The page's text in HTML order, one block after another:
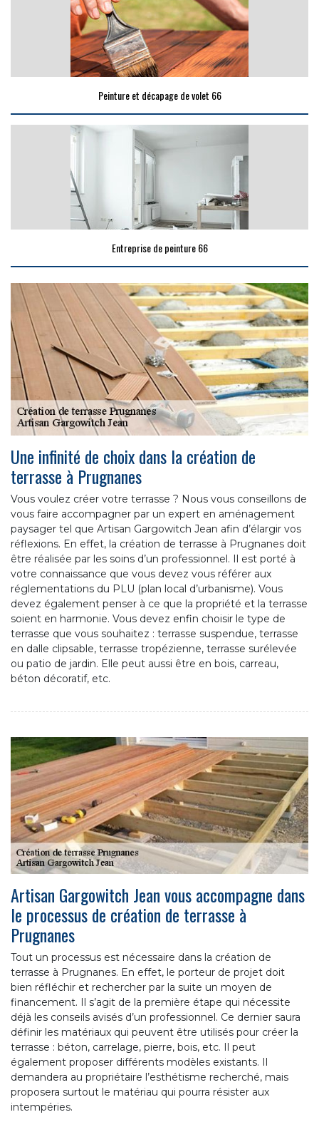
Peinture et décapage de volet 66
Entreprise de peinture 66
Une infinité de choix dans la création de
terrasse à Prugnanes
Vous voulez créer votre terrasse ? Nous vous conseillons de
vous faire accompagner par un expert en aménagement
paysager tel que Artisan Gargowitch Jean afin d’élargir vos
réflexions. En effet, la création de terrasse à Prugnanes doit
être réalisée par les soins d’un professionnel. Il est porté à
votre connaissance que vous devez vous référer aux
réglementations du PLU (plan local d’urbanisme). Vous
devez également penser à ce que la propriété et la terrasse
soient en harmonie. Vous devez enfin choisir le type de
terrasse que vous souhaitez : terrasse suspendue, terrasse
en dalle clipsable, terrasse tropézienne, terrasse surélevée
ou patio de jardin. Elle peut aussi être en bois, carreau,
béton décoratif, etc.
Artisan Gargowitch Jean vous accompagne dans
le processus de création de terrasse à
Prugnanes
Tout un processus est nécessaire dans la création de
terrasse à Prugnanes. En effet, le porteur de projet doit
bien réfléchir et rechercher par la suite un moyen de
financement. Il s’agit de la première étape qui nécessite
déjà les conseils avisés d’un professionnel. Ce dernier saura
définir les matériaux qui peuvent être utilisés pour créer la
terrasse : béton, carrelage, pierre, bois, etc. Il peut
également proposer différents modèles existants. Il
demandera au propriétaire l’esthétisme recherché, mais
proposera surtout le matériau qui pourra résister aux
intempéries.